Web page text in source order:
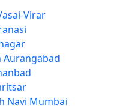
Virar
Aurangabad
Navi Mumbai